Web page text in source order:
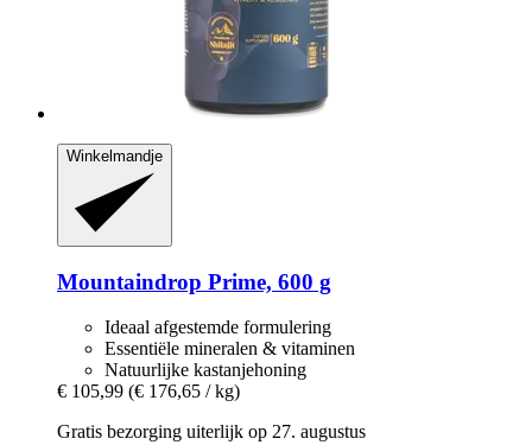
Winkelmandje
Mountaindrop Prime, 600 g
Ideaal afgestemde formulering
Essentiële mineralen & vitaminen
Natuurlijke kastanjehoning
€ 105,99 (€ 176,65 / kg)
Gratis bezorging uiterlijk op 27. augustus